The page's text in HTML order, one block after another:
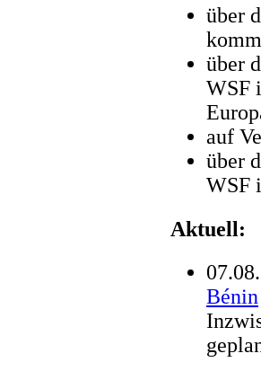
über
über
WSF
auf
über
WSF
Aktuell:
Bénin